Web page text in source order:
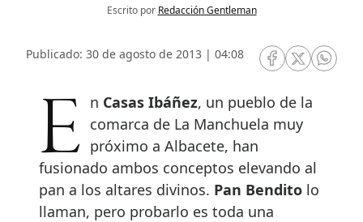
Escrito por Redacción Gentleman
Publicado: 30 de agosto de 2013 | 04:08
RRSS Facebook
RRSSRRSS
En Casas Ibáñez, un pueblo de la
comarca de La Manchuela muy
próximo a Albacete, han
fusionado ambos conceptos elevando al
pan a los altares divinos. Pan Bendito lo
llaman, pero probarlo es toda una